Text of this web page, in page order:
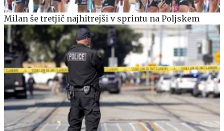
Milan še tretjič najhitrejši v sprintu na Poljskem